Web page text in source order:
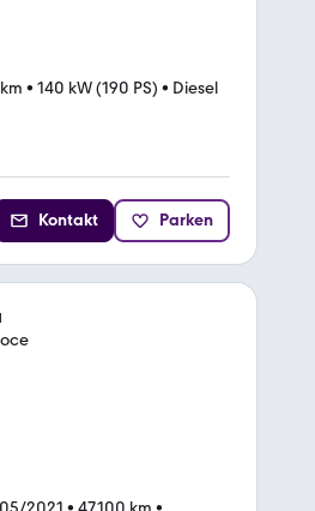
• 140 kW (190 PS) • Diesel
Kontakt Parken